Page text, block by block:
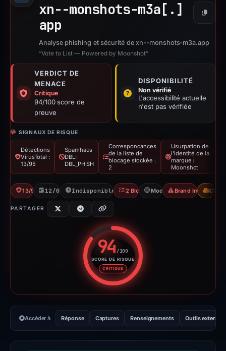
xn--monshots-m3a[.]
app
Copier
Analyse phishing et sécurité de xn--monshots-m3a.app
“Vote to List — Powered by Moonshot”
VERDICT DE
MENACE
Critique
94/100 score de
preuve
DISPONIBILITÉ
Non vérifié
L'accessibilité actuelle
n'est pas vérifiée
SIGNAUX DE RISQUE
Détections
VirusTotal :
13/95
Spamhaus
DBL:
DBL_PHISH
Correspondances
de la liste de
blocage stockée :
2
Usurpation de
l'identité de la
marque :
Moonshot
13/95 VT12/02/2026Indisponible depuis 01/03/2026
2 BlocklistsMoonshotBrand CDN
PARTAGER
94 /100
SCORE DE RISQUE
CRITIQUE
Score de risque : 94 sur
Accéder à Réponse Captures Renseignements Outils externes